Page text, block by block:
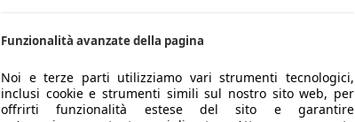
Funzionalità avanzate della pagina
Noi e terze parti utilizziamo vari strumenti tecnologici,
inclusi cookie e strumenti simili sul nostro sito web, per
offrirti funzionalità estese del sito e garantire